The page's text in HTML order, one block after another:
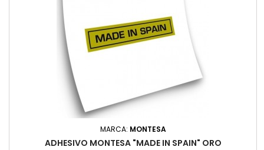
MARCA: MONTESA
ADHESIVO MONTESA "MADE IN SPAIN" ORO